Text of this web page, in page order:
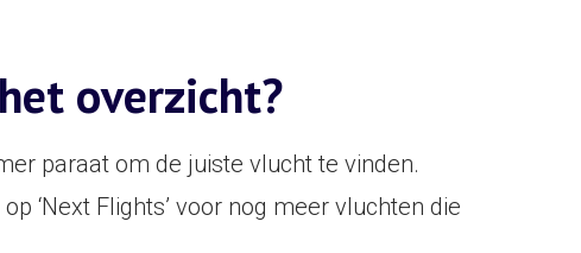
overzicht?
paraat om de juiste vlucht te vinden.
‘Next Flights’ voor nog meer vluchten die